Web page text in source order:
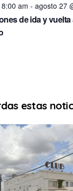
am - agosto 27
de ida y vuelta
estas